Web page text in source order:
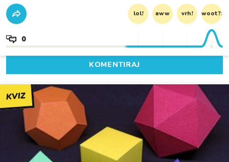
lol! aww vrh! woot?!
0
KOMENTIRAJ
KVIZ